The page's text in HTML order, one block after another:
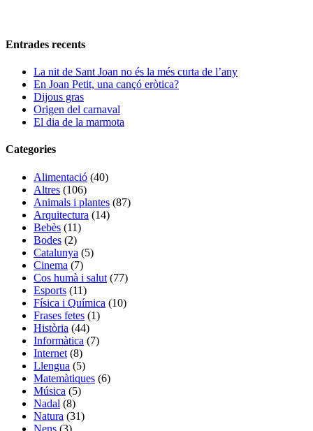
Entrades recents
La nit de Sant Joan no és la més curta de l’any
En Joan Petit, una cançó eròtica?
Dijous gras
Origen del carnaval
El dia de la marmota
Categories
Alimentació (40)
Altres (106)
Animals i plantes (87)
Arquitectura (14)
Bebès (11)
Bodes (2)
Catalunya (5)
Cinema (7)
Cos humà i salut (77)
Esports (11)
Física i Química (10)
Frases fetes (1)
Història (44)
Informàtica (7)
Internet (8)
Llengua (5)
Matemàtiques (6)
Música (5)
Nadal (8)
Natura (31)
Nens (3)